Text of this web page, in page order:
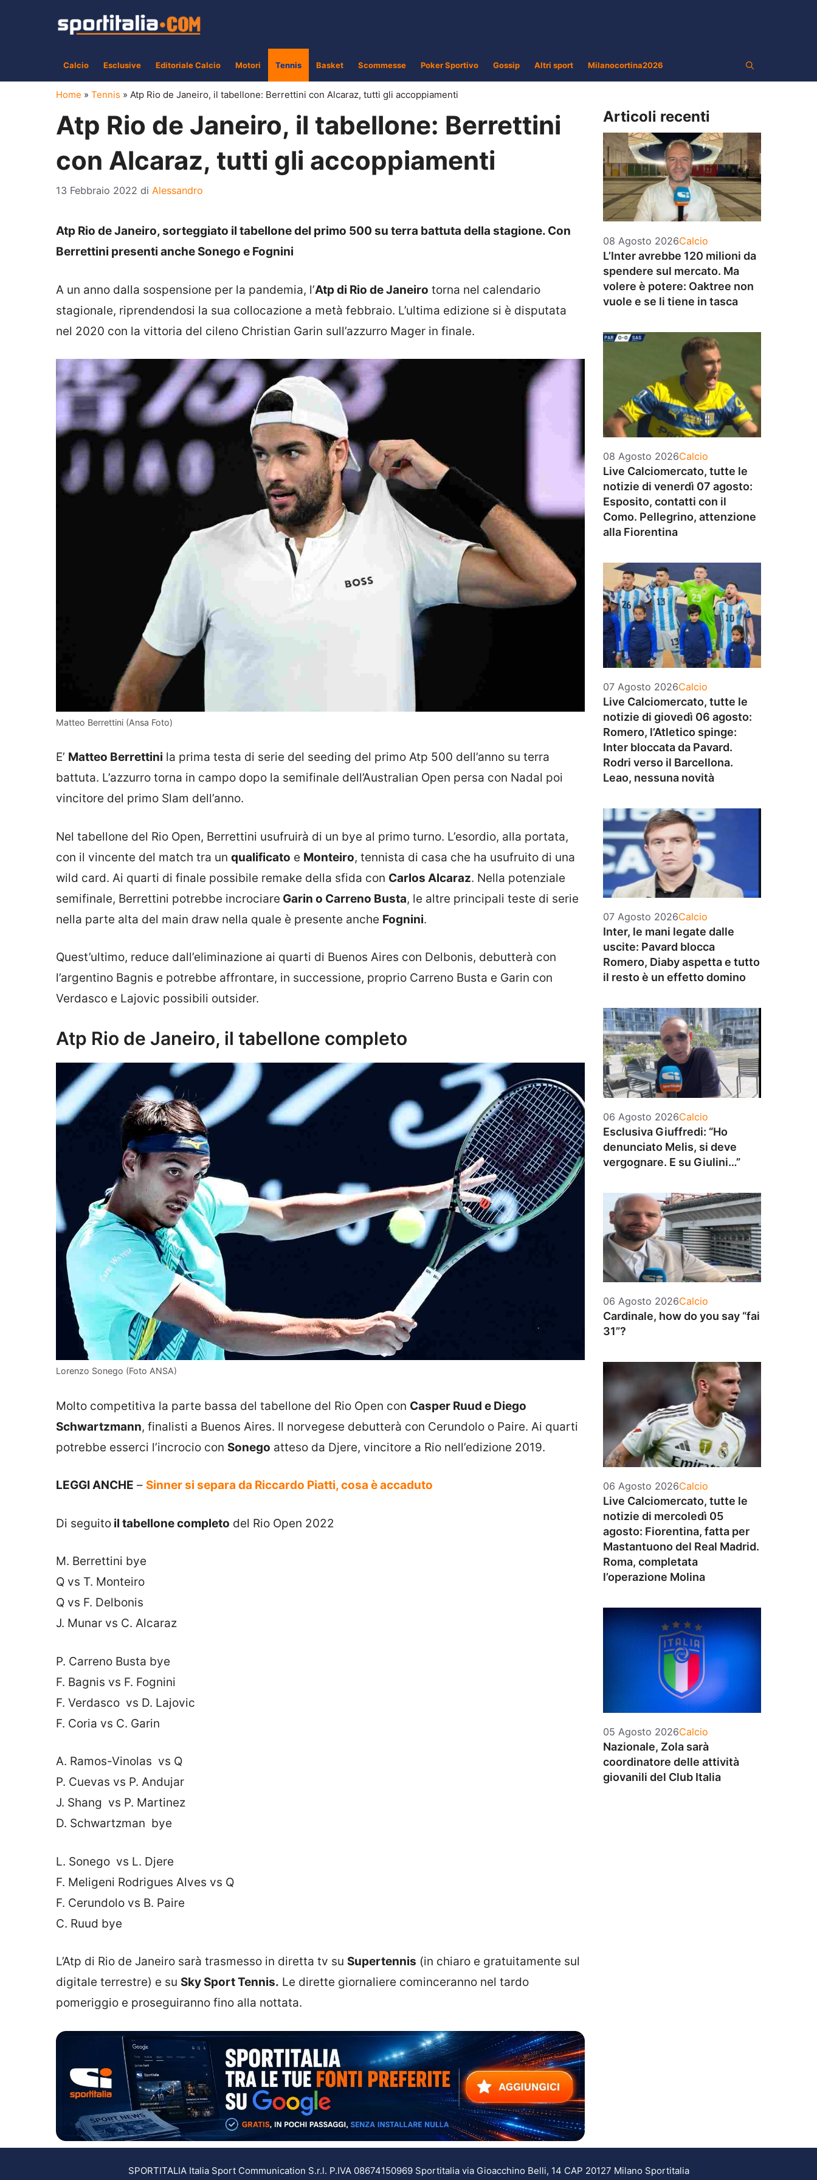
Calcio Esclusive Editoriale Calcio Motori Tennis Basket Scommesse Poker Sportivo Gossip Altri sport Milanocortina2026
Home » Tennis » Atp Rio de Janeiro, il tabellone: Berrettini con Alcaraz, tutti gli accoppiamenti
Atp Rio de Janeiro, il tabellone: Berrettini
con Alcaraz, tutti gli accoppiamenti
13 Febbraio 2022 di Alessandro
Atp Rio de Janeiro, sorteggiato il tabellone del primo 500 su terra battuta della stagione. Con
Berrettini presenti anche Sonego e Fognini
A un anno dalla sospensione per la pandemia, l’Atp di Rio de Janeiro torna nel calendario
stagionale, riprendendosi la sua collocazione a metà febbraio. L’ultima edizione si è disputata
nel 2020 con la vittoria del cileno Christian Garin sull’azzurro Mager in finale.
Matteo Berrettini (Ansa Foto)
E’ Matteo Berrettini la prima testa di serie del seeding del primo Atp 500 dell’anno su terra
battuta. L’azzurro torna in campo dopo la semifinale dell’Australian Open persa con Nadal poi
vincitore del primo Slam dell’anno.
Nel tabellone del Rio Open, Berrettini usufruirà di un bye al primo turno. L’esordio, alla portata,
con il vincente del match tra un qualificato e Monteiro, tennista di casa che ha usufruito di una
wild card. Ai quarti di finale possibile remake della sfida con Carlos Alcaraz. Nella potenziale
semifinale, Berrettini potrebbe incrociare Garin o Carreno Busta, le altre principali teste di serie
nella parte alta del main draw nella quale è presente anche Fognini.
Quest’ultimo, reduce dall’eliminazione ai quarti di Buenos Aires con Delbonis, debutterà con
l’argentino Bagnis e potrebbe affrontare, in successione, proprio Carreno Busta e Garin con
Verdasco e Lajovic possibili outsider.
Atp Rio de Janeiro, il tabellone completo
Lorenzo Sonego (Foto ANSA)
Molto competitiva la parte bassa del tabellone del Rio Open con Casper Ruud e Diego
Schwartzmann, finalisti a Buenos Aires. Il norvegese debutterà con Cerundolo o Paire. Ai quarti
potrebbe esserci l’incrocio con Sonego atteso da Djere, vincitore a Rio nell’edizione 2019.
LEGGI ANCHE – Sinner si separa da Riccardo Piatti, cosa è accaduto
Di seguito il tabellone completo del Rio Open 2022
M. Berrettini bye
Q vs T. Monteiro
Q vs F. Delbonis
J. Munar vs C. Alcaraz
P. Carreno Busta bye
F. Bagnis vs F. Fognini
F. Verdasco vs D. Lajovic
F. Coria vs C. Garin
A. Ramos-Vinolas vs Q
P. Cuevas vs P. Andujar
J. Shang vs P. Martinez
D. Schwartzman bye
L. Sonego vs L. Djere
F. Meligeni Rodrigues Alves vs Q
F. Cerundolo vs B. Paire
C. Ruud bye
L’Atp di Rio de Janeiro sarà trasmesso in diretta tv su Supertennis (in chiaro e gratuitamente sul
digitale terrestre) e su Sky Sport Tennis. Le dirette giornaliere cominceranno nel tardo
pomeriggio e proseguiranno fino alla nottata.
Articoli recenti
08 Agosto 2026Categorie
Calcio
L’Inter avrebbe 120 milioni da
spendere sul mercato. Ma
volere è potere: Oaktree non
vuole e se li tiene in tasca
08 Agosto 2026Categorie
Calcio
Live Calciomercato, tutte le
notizie di venerdì 07 agosto:
Esposito, contatti con il
Como. Pellegrino, attenzione
alla Fiorentina
07 Agosto 2026Categorie
Calcio
Live Calciomercato, tutte le
notizie di giovedì 06 agosto:
Romero, l’Atletico spinge:
Inter bloccata da Pavard.
Rodri verso il Barcellona.
Leao, nessuna novità
07 Agosto 2026Categorie
Calcio
Inter, le mani legate dalle
uscite: Pavard blocca
Romero, Diaby aspetta e tutto
il resto è un effetto domino
06 Agosto 2026Categorie
Calcio
Esclusiva Giuffredi: “Ho
denunciato Melis, si deve
vergognare. E su Giulini…”
06 Agosto 2026Categorie
Calcio
Cardinale, how do you say “fai
31”?
06 Agosto 2026Categorie
Calcio
Live Calciomercato, tutte le
notizie di mercoledì 05
agosto: Fiorentina, fatta per
Mastantuono del Real Madrid.
Roma, completata
l’operazione Molina
05 Agosto 2026Categorie
Calcio
Nazionale, Zola sarà
coordinatore delle attività
giovanili del Club Italia
SPORTITALIA Italia Sport Communication S.r.l. P.IVA 08674150969 Sportitalia via Gioacchino Belli, 14 CAP 20127 Milano Sportitalia